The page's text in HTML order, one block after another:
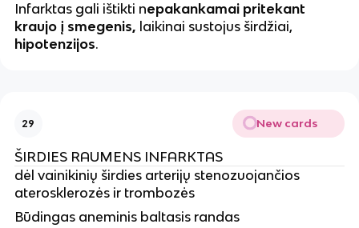
Infarktas gali ištikti nepakankamai pritekant
kraujo į smegenis, laikinai sustojus širdžiai,
hipotenzijos.
29 New cards
ŠIRDIES RAUMENS INFARKTAS
dėl vainikinių širdies arterijų stenozuojančios
aterosklerozės ir trombozės
Būdingas aneminis baltasis randas